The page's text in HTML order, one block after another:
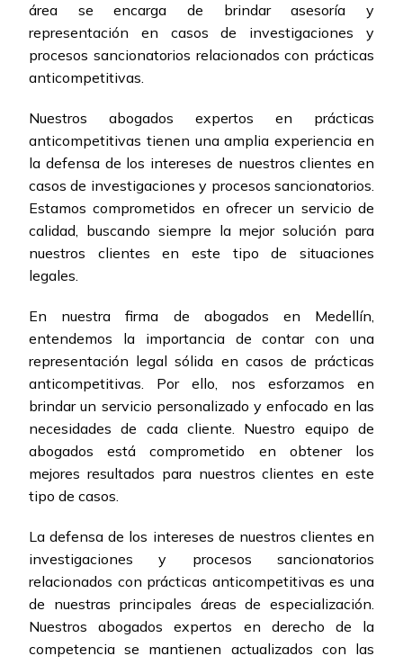
área se encarga de brindar asesoría y
representación en casos de investigaciones y
procesos sancionatorios relacionados con prácticas
anticompetitivas.
Nuestros abogados expertos en prácticas
anticompetitivas tienen una amplia experiencia en
la defensa de los intereses de nuestros clientes en
casos de investigaciones y procesos sancionatorios.
Estamos comprometidos en ofrecer un servicio de
calidad, buscando siempre la mejor solución para
nuestros clientes en este tipo de situaciones
legales.
En nuestra firma de abogados en Medellín,
entendemos la importancia de contar con una
representación legal sólida en casos de prácticas
anticompetitivas. Por ello, nos esforzamos en
brindar un servicio personalizado y enfocado en las
necesidades de cada cliente. Nuestro equipo de
abogados está comprometido en obtener los
mejores resultados para nuestros clientes en este
tipo de casos.
La defensa de los intereses de nuestros clientes en
investigaciones y procesos sancionatorios
relacionados con prácticas anticompetitivas es una
de nuestras principales áreas de especialización.
Nuestros abogados expertos en derecho de la
competencia se mantienen actualizados con las